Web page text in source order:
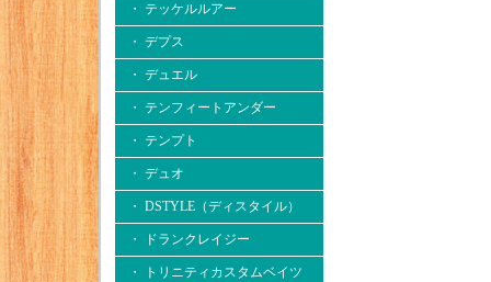
・ テッケルルアー
・ デプス
・ デュエル
・ テンフィートアンダー
・ テンプト
・ デュオ
・ DSTYLE（ディスタイル）
・ ドランクレイジー
・ トリニティカスタムベイツ